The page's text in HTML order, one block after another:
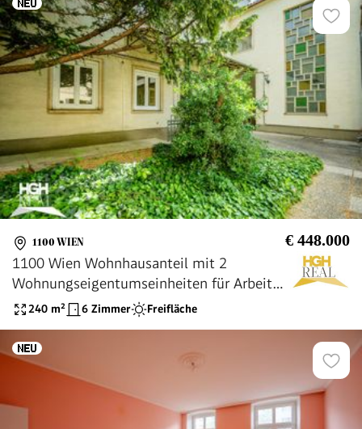
1100 WIEN € 448.000
1100 Wien Wohnhausanteil mit 2
Wohnungseigentumseinheiten für Arbeiten
und Wohnen Nähe U1 Neulaa
240 m² 6 Zimmer Freifläche